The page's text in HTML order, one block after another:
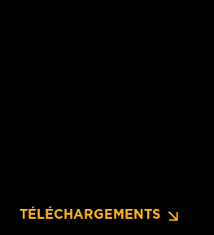
TÉLÉCHARGEMENTS